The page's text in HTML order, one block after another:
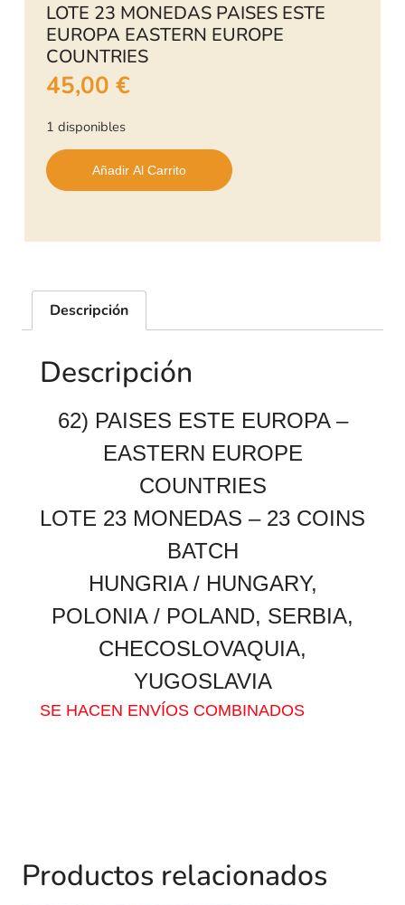
LOTE 23 MONEDAS PAISES ESTE
EUROPA EASTERN EUROPE
COUNTRIES
45,00 €
1 disponibles
Añadir Al Carrito
Descripción
Descripción
62) PAISES ESTE EUROPA –
EASTERN EUROPE
COUNTRIES
LOTE 23 MONEDAS – 23 COINS
BATCH
HUNGRIA / HUNGARY,
POLONIA / POLAND, SERBIA,
CHECOSLOVAQUIA,
YUGOSLAVIA
SE HACEN ENVÍOS COMBINADOS
Productos relacionados